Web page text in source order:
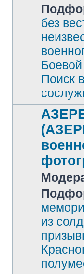
Нет
непрочитанных
сообщений
без
Поиск
Нет
сообщений
из